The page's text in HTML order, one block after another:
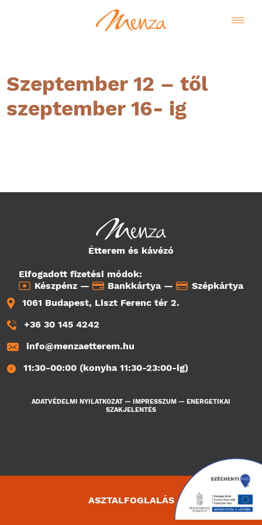
Szeptember 12 – től
szeptember 16- ig
Étterem és kávézó
Elfogadott fizetési módok:
Készpénz —
Bankkártya —
Szépkártya
1061 Budapest, Liszt Ferenc tér 2.
+36 30 145 4242
info@menzaetterem.hu
11:30-00:00 (konyha 11:30-23:00-ig)
ADATVÉDELMI NYILATKOZAT — IMPRESSZUM — ENERGETIKAI
SZAKJELENTÉS
ASZTALFOGLALÁS